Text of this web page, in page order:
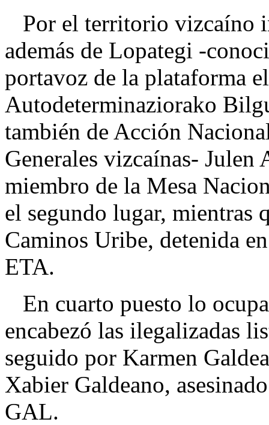
Por el territorio vizcaíno
además de Lopategi -
portavoz de la plataforma
Autodeterminaziorako
también de Acción
Generales vizcaínas-
miembro de la Mesa
el segundo lugar, mientras
Caminos Uribe, detenida
ETA.
En cuarto puesto lo
encabezó las ilegalizadas
seguido por Karmen
Xabier Galdeano,
GAL.